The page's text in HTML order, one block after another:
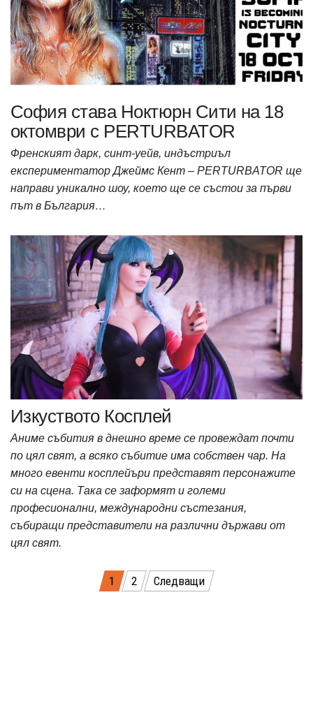
София става Ноктюрн Сити на 18
октомври с PERTURBATOR
Френският дарк, синт-уейв, индъстриъл
експериментатор Джеймс Кент – PERTURBATOR ще
направи уникално шоу, което ще се състои за първи
път в България…
Изкуството Косплей
Аниме събития в днешно време се провеждат почти
по цял свят, а всяко събитие има собствен чар. На
много евенти косплейъри представят персонажите
си на сцена. Така се заформят и големи
професионални, международни състезания,
събиращи представители на различни държави от
цял свят.
Разделяне 1 2 Следващи